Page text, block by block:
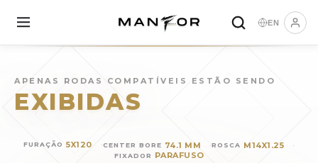
EN
APENAS RODAS COMPATÍVEIS ESTÃO SENDO
EXIBIDAS
FURAÇÃO 5X120 CENTER BORE 74.1 MM ROSCA M14X1.25
FIXADOR PARAFUSO